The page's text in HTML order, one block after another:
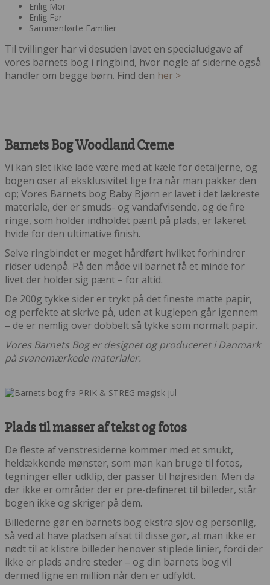
Enlig Mor
Enlig Far
Sammenførte Familier
Til tvillinger har vi desuden lavet en specialudgave af
vores barnets bog i ringbind, hvor nogle af siderne også
handler om begge børn. Find den her >
Barnets Bog Woodland Creme
Vi kan slet ikke lade være med at kæle for detaljerne, og
bogen oser af eksklusivitet lige fra når man pakker den
op; Vores Barnets bog Baby Bjørn er lavet i det lækreste
materiale, der er smuds- og vandafvisende, og de fire
ringe, som holder indholdet pænt på plads, er lakeret
hvide for den ultimative finish.
Selve ringbindet er meget hårdført hvilket forhindrer
ridser udenpå. På den måde vil barnet få et minde for
livet der holder sig pænt – for altid.
De 200g tykke sider er trykt på det fineste matte papir,
og perfekte at skrive på, uden at kuglepen går igennem
– de er nemlig over dobbelt så tykke som normalt papir.
Vores Barnets Bog er designet og produceret i Danmark
på svanemærkede materialer.
Plads til masser af tekst og fotos
De fleste af venstresiderne kommer med et smukt,
heldækkende mønster, som man kan bruge til fotos,
tegninger eller udklip, der passer til højresiden. Men da
der ikke er områder der er pre-defineret til billeder, står
bogen ikke og skriger på dem.
Billederne gør en barnets bog ekstra sjov og personlig,
så ved at have pladsen afsat til disse gør, at man ikke er
nødt til at klistre billeder henover stiplede linier, fordi der
ikke er plads andre steder – og din barnets bog vil
dermed ligne en million når den er udfyldt.